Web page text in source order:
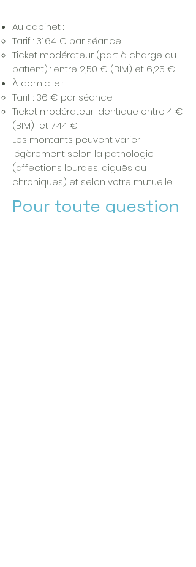
Au cabinet :
Tarif : 31.64 € par séance
Ticket modérateur (part à charge du
patient) : entre 2,50 € (BIM) et 6,25 €
À domicile :
Tarif : 36 € par séance
Ticket modérateur identique entre 4 €
(BIM) et 7.44 €
Les montants peuvent varier
légèrement selon la pathologie
(affections lourdes, aiguës ou
chroniques) et selon votre mutuelle.
Pour toute question